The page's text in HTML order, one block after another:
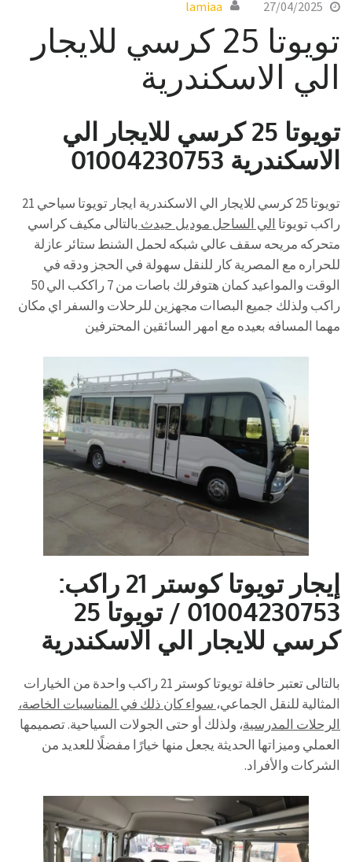
27/04/2025
lamiaa
تويوتا 25 كرسي للايجار
الي الاسكندرية
تويوتا 25 كرسي للايجار الي
الاسكندرية 01004230753
تويوتا 25 كرسي للايجار الي الاسكندرية ايجار تويوتا سياحي 21
راكب تويوتا الي الساحل موديل حيدث بالتالى مكيف كراسي
متحركه مريحه سقف عالي شبكه لحمل الشنط ستائر عازلة
للحراره مع المصرية كار للنقل سهولة في الحجز ودقه في
الوقت والمواعيد كمان هتوفرلك باصات من 7 راككب الي 50
راكب ولذلك جميع البصاات مجهزين للرحلات والسفر اي مكان
مهما المسافه بعيده مع امهر السائقين المحترفين
إيجار تويوتا كوستر 21 راكب:
01004230753 / تويوتا 25
كرسي للايجار الي الاسكندرية
بالتالى تعتبر حافلة تويوتا كوستر 21 راكب واحدة من الخيارات
المثالية للنقل الجماعي، سواء كان ذلك في المناسبات الخاصة،
الرحلات المدرسية، ولذلك أو حتى الجولات السياحية. تصميمها
العملي وميزاتها الحديثة يجعل منها خيارًا مفضلًا للعديد من
الشركات والأفراد.